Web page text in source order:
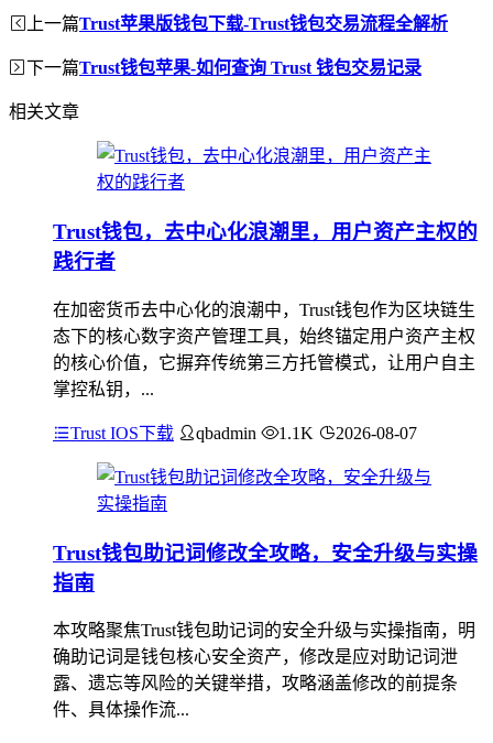
上一篇Trust苹果版钱包下载-Trust钱包交易流程全解析
下一篇Trust钱包苹果-如何查询 Trust 钱包交易记录
相关文章
Trust钱包，去中心化浪潮里，用户资产主权的
践行者
在加密货币去中心化的浪潮中，Trust钱包作为区块链生
态下的核心数字资产管理工具，始终锚定用户资产主权
的核心价值，它摒弃传统第三方托管模式，让用户自主
掌控私钥，...
Trust IOS下载 qbadmin 1.1K 2026-08-07
Trust钱包助记词修改全攻略，安全升级与实操
指南
本攻略聚焦Trust钱包助记词的安全升级与实操指南，明
确助记词是钱包核心安全资产，修改是应对助记词泄
露、遗忘等风险的关键举措，攻略涵盖修改的前提条
件、具体操作流...